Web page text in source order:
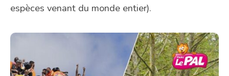
espèces venant du monde entier).